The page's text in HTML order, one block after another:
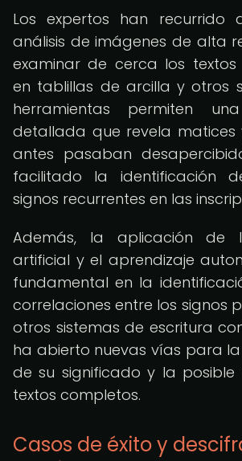
Los expertos han recurrido
análisis de imágenes de alta
examinar de cerca los
en tablillas de arcilla y otros
herramientas permiten una
detallada que revela matices
antes pasaban
facilitado la identificación
signos recurrentes en las
Además, la aplicación de
artificial y el aprendizaje
fundamental en la
correlaciones entre los signos
otros sistemas de escritura
ha abierto nuevas vías para
de su significado y la
textos completos.
Casos de éxito y